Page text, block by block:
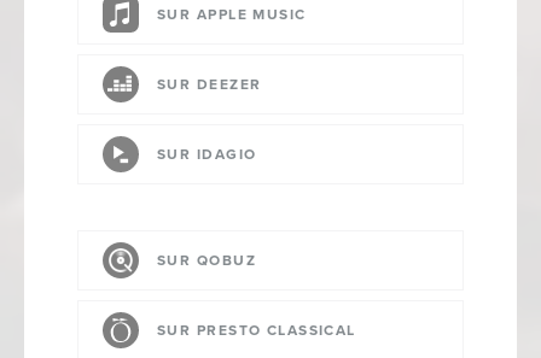
SUR APPLE MUSIC
SUR DEEZER
SUR IDAGIO
SUR QOBUZ
SUR PRESTO CLASSICAL